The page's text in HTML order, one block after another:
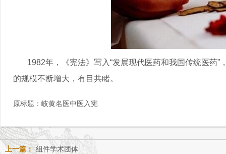
1982年，《宪法》写入“发展现代医药和我国传统医药
的规模不断增大，有目共睹。
原标题： 岐黄名医中医入宪
上一篇： 组件学术团体